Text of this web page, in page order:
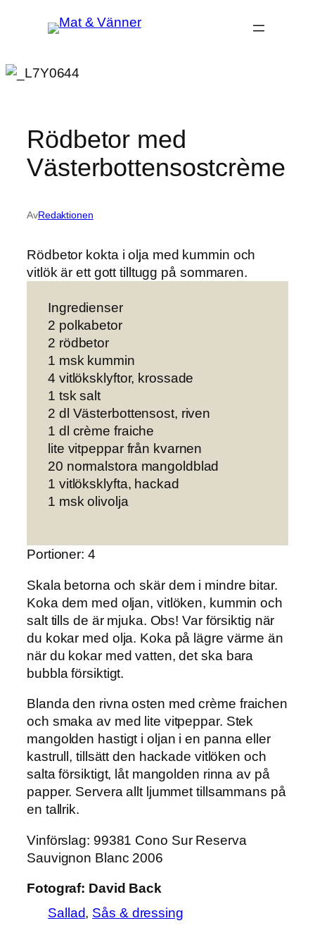
Rödbetor med
Västerbottensostcrème
AvRedaktionen
Rödbetor kokta i olja med kummin och
vitlök är ett gott tilltugg på sommaren.
Ingredienser
2 polkabetor
2 rödbetor
1 msk kummin
4 vitlöksklyftor, krossade
1 tsk salt
2 dl Västerbottensost, riven
1 dl crème fraiche
lite vitpeppar från kvarnen
20 normalstora mangoldblad
1 vitlöksklyfta, hackad
1 msk olivolja
Portioner: 4
Skala betorna och skär dem i mindre bitar.
Koka dem med oljan, vitlöken, kummin och
salt tills de är mjuka. Obs! Var försiktig när
du kokar med olja. Koka på lägre värme än
när du kokar med vatten, det ska bara
bubbla försiktigt.
Blanda den rivnaosten med crème fraichen
och smaka av med lite vitpeppar. Stek
mangolden hastigt i oljan i en panna eller
kastrull, tillsätt den hackade vitlöken och
salta försiktigt, låt mangolden rinna av på
papper. Servera allt ljummet tillsammans på
en tallrik.
Vinförslag: 99381 Cono Sur Reserva
Sauvignon Blanc 2006
Fotograf: David Back
Sallad, Sås & dressing